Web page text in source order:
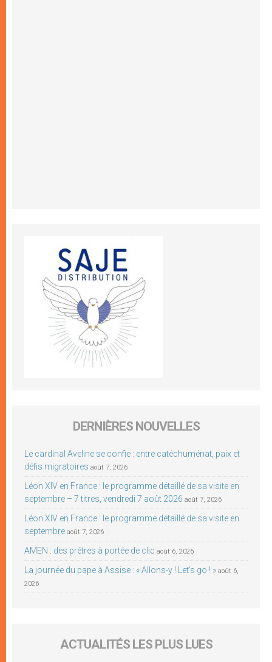
DERNIÈRES NOUVELLES
Le cardinal Aveline se confie : entre catéchuménat, paix et
défis migratoires août 7, 2026
Léon XIV en France : le programme détaillé de sa visite en
septembre – 7 titres, vendredi 7 août 2026 août 7, 2026
Léon XIV en France : le programme détaillé de sa visite en
septembre août 7, 2026
AMEN : des prêtres à portée de clic août 6, 2026
La journée du pape à Assise : « Allons-y ! Let’s go ! » août 6,
2026
ACTUALITÉS LES PLUS LUES